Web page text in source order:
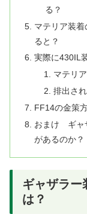
る？
マテリア装
ると？
実際に430IL
マテリ
排出さ
FF14の金策
おまけ ギャ
があるのか？
ギャザラー
は？